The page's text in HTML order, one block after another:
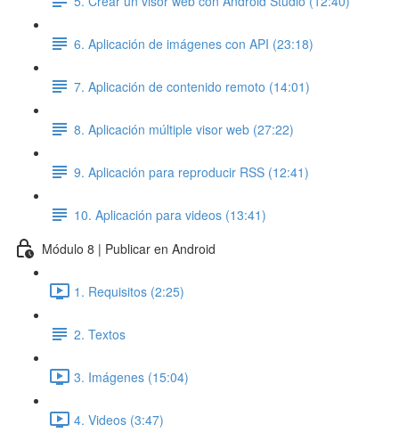
6. Aplicación de imágenes con API (23:18)
7. Aplicación de contenido remoto (14:01)
8. Aplicación múltiple visor web (27:22)
9. Aplicación para reproducir RSS (12:41)
10. Aplicación para videos (13:41)
Módulo 8 | Publicar en Android
1. Requisitos (2:25)
2. Textos
3. Imágenes (15:04)
4. Videos (3:47)